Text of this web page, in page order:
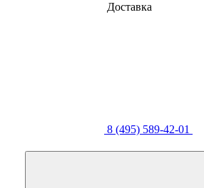
Доставка
8 (495) 589-42-01